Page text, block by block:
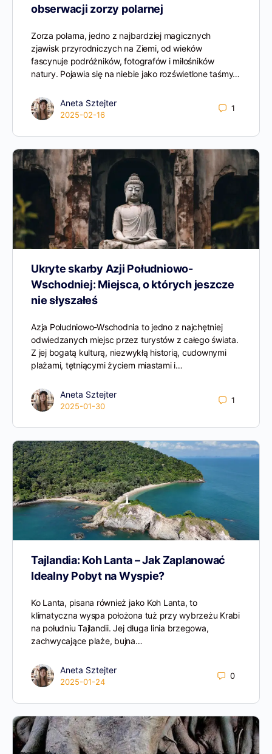
obserwacji zorzy polarnej
Zorza polarna, jedno z najbardziej magicznych
zjawisk przyrodniczych na Ziemi, od wieków
fascynuje podróżników, fotografów i miłośników
natury. Pojawia się na niebie jako rozświetlone taśmy…
Aneta Sztejter
2025-02-16
1
Ukryte skarby Azji Południowo-
Wschodniej: Miejsca, o których jeszcze
nie słyszałeś
Azja Południowo-Wschodnia to jedno z najchętniej
odwiedzanych miejsc przez turystów z całego świata.
Z jej bogatą kulturą, niezwykłą historią, cudownymi
plażami, tętniącymi życiem miastami i…
Aneta Sztejter
2025-01-30
1
Tajlandia: Koh Lanta – Jak Zaplanować
Idealny Pobyt na Wyspie?
Ko Lanta, pisana również jako Koh Lanta, to
klimatyczna wyspa położona tuż przy wybrzeżu Krabi
na południu Tajlandii. Jej długa linia brzegowa,
zachwycające plaże, bujna…
Aneta Sztejter
2025-01-24
0